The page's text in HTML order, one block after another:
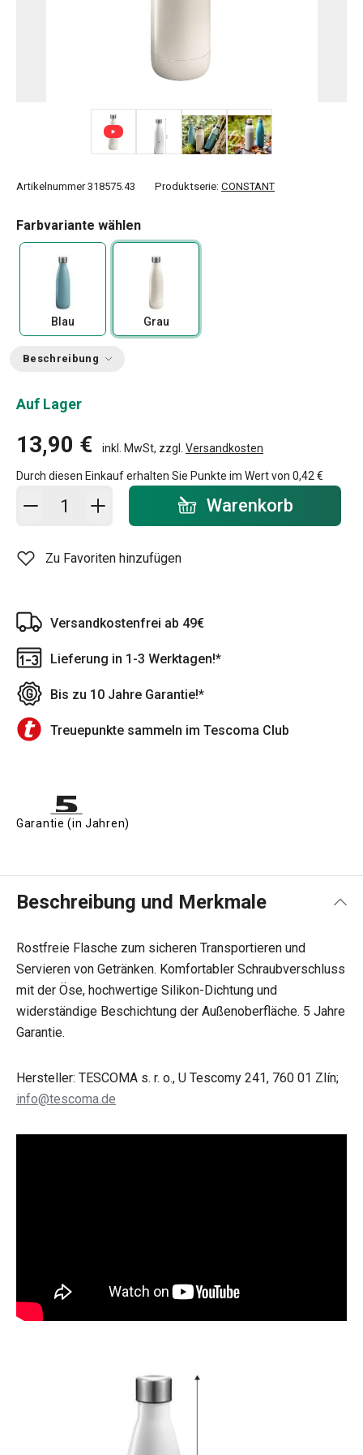
Artikelnummer 318575.43 Produktserie: CONSTANT
Farbvariante wählen
Blau Grau
Beschreibung
Auf Lager
13,90 € inkl. MwSt, zzgl. Versandkosten
Durch diesen Einkauf erhalten Sie Punkte im Wert von 0,42 €
In den Warenkorb - Menge Warenkorb
Zu Favoriten hinzufügen
Versandkostenfrei ab 49€
Lieferung in 1-3 Werktagen!*
Bis zu 10 Jahre Garantie!*
Treuepunkte sammeln im Tescoma Club
Garantie (in Jahren)
Beschreibung und Merkmale
Rostfreie Flasche zum sicheren Transportieren und
Servieren von Getränken. Komfortabler Schraubverschluss
mit der Öse, hochwertige Silikon-Dichtung und
widerständige Beschichtung der Außenoberfläche. 5 Jahre
Garantie.
Hersteller: TESCOMA s. r. o., U Tescomy 241, 760 01 Zlín;
info@tescoma.de